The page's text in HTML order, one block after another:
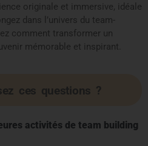
originale et immersive, idéale
dans l’univers du team-
comment transformer un
mémorable et inspirant.
ces questions ?
activités de team building